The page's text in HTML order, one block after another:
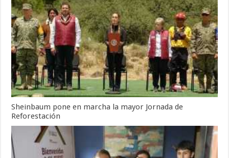
Sheinbaum pone en marcha la mayor Jornada de
Reforestación